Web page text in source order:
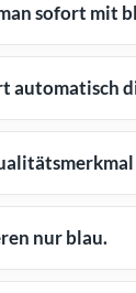
sofort mit
automatisch
nur blau.